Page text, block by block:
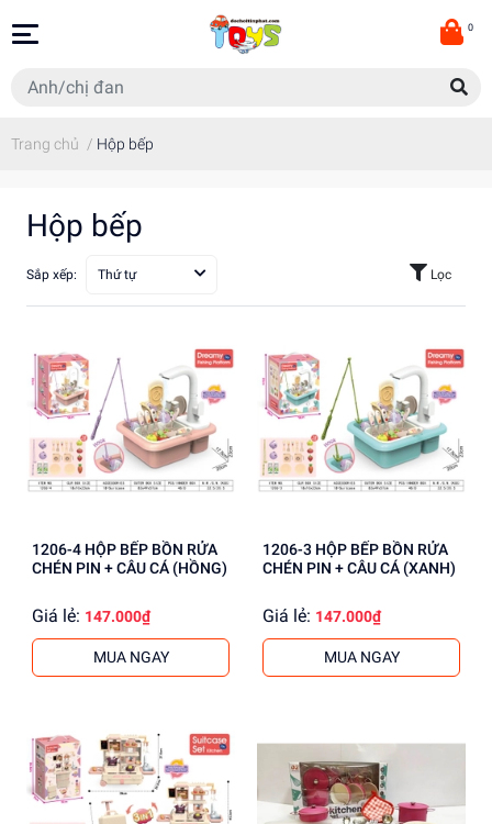
0
Trang chủ / Hộp bếp
Hộp bếp
Sắp xếp: Thứ tự Lọc
1206-4 HỘP BẾP BỒN RỬA
CHÉN PIN + CÂU CÁ (HỒNG)
Giá lẻ: 147.000₫
MUA NGAY
1206-3 HỘP BẾP BỒN RỬA
CHÉN PIN + CÂU CÁ (XANH)
Giá lẻ: 147.000₫
MUA NGAY